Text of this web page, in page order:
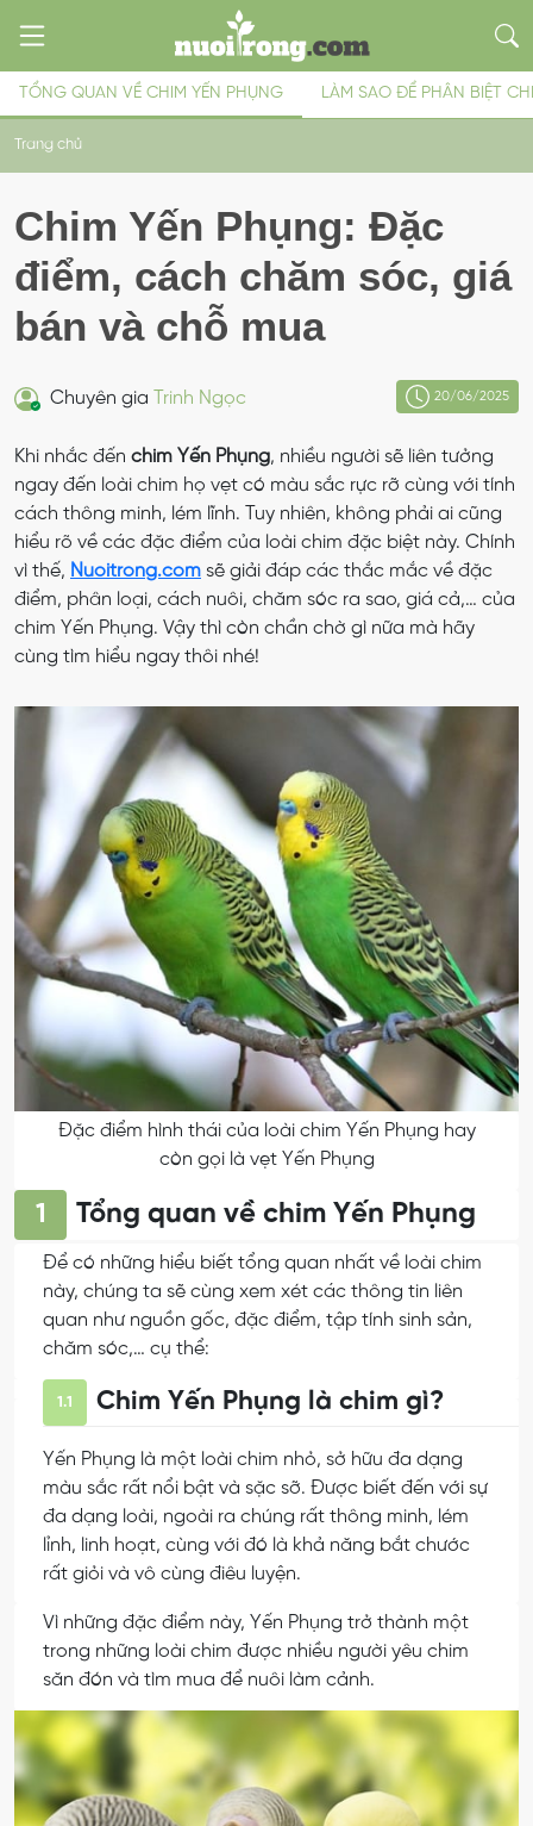
TỔNG QUAN VỀ CHIM YẾN PHỤNG LÀM SAO ĐỂ PHÂN BIỆT
Trang chủ
Chim Yến Phụng: Đặc
điểm, cách chăm sóc, giá
bán và chỗ mua
Chuyên gia Trinh Ngọc 20/06/2025
Khi nhắc đến chim Yến Phụng, nhiều người sẽ liên tưởng
ngay đến loài chim họ vẹt có màu sắc rực rỡ cùng với tính
cách thông minh, lém lĩnh. Tuy nhiên, không phải ai cũng
hiểu rõ về các đặc điểm của loài chim đặc biệt này. Chính
vì thế, Nuoitrong.com sẽ giải đáp các thắc mắc về đặc
điểm, phân loại, cách nuôi, chăm sóc ra sao, giá cả,… của
chim Yến Phụng. Vậy thì còn chần chờ gì nữa mà hãy
cùng tìm hiểu ngay thôi nhé!
Đặc điểm hình thái của loài chim Yến Phụng hay
còn gọi là vẹt Yến Phụng
1 Tổng quan về chim Yến Phụng
Để có những hiểu biết tổng quan nhất về loài chim
này, chúng ta sẽ cùng xem xét các thông tin liên
quan như nguồn gốc, đặc điểm, tập tính sinh sản,
chăm sóc,… cụ thể:
1.1 Chim Yến Phụng là chim gì?
Yến Phụng là một loài chim nhỏ, sở hữu đa dạng
màu sắc rất nổi bật và sặc sỡ. Được biết đến với sự
đa dạng loài, ngoài ra chúng rất thông minh, lém
lỉnh, linh hoạt, cùng với đó là khả năng bắt chước
rất giỏi và vô cùng điêu luyện.
Vì những đặc điểm này, Yến Phụng trở thành một
trong những loài chim được nhiều người yêu chim
săn đón và tìm mua để nuôi làm cảnh.